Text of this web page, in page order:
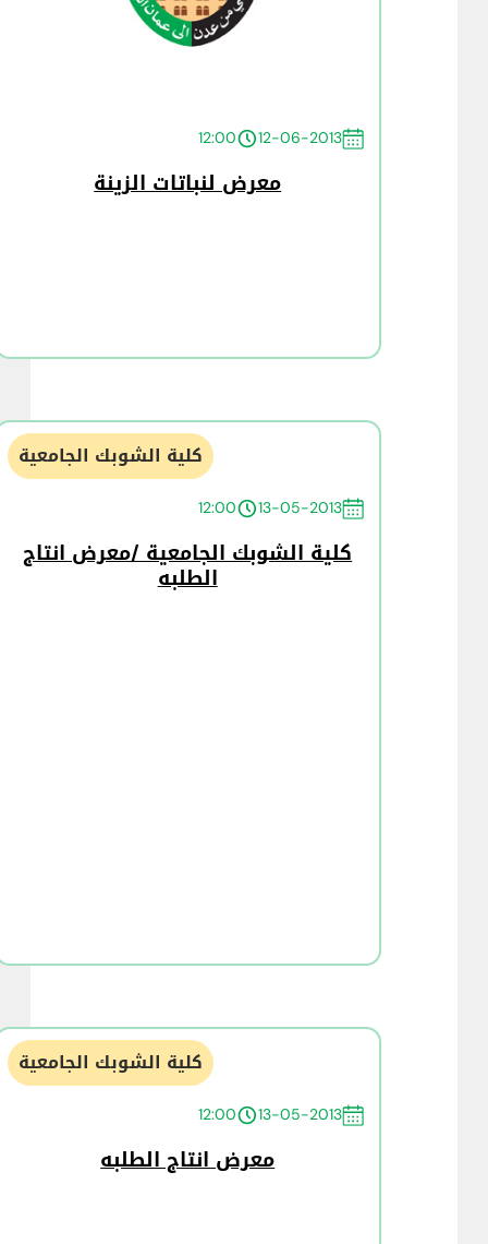
12-06-2013
12:00
معرض لنباتات الزينة
كلية الشوبك الجامعية
13-05-2013
12:00
كلية الشوبك الجامعية /معرض انتاج
الطلبه
كلية الشوبك الجامعية
13-05-2013
12:00
معرض انتاج الطلبه